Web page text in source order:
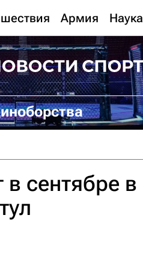
Армия Наука
сентябре в